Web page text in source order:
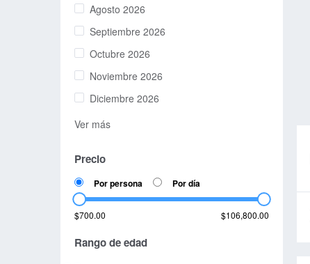
Agosto 2026
Septiembre 2026
Octubre 2026
Noviembre 2026
Diciembre 2026
Ver más
Precio
Por persona Por día
$700.00 $106,800.00
Rango de edad